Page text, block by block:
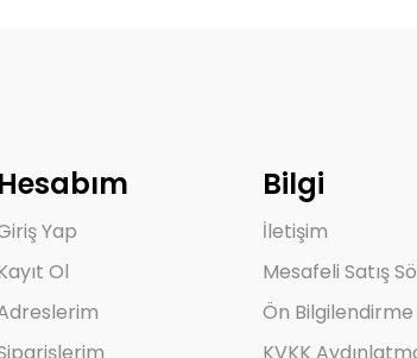
Hesabım
Yap
Ol
Bilgi
İletişim
Mesafeli Satış
Ön